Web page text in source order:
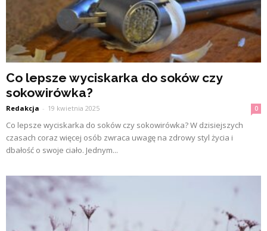
Co lepsze wyciskarka do soków czy
sokowirówka?
Redakcja - 19 kwietnia 2025 0
Co lepsze wyciskarka do soków czy sokowirówka? W dzisiejszych
czasach coraz więcej osób zwraca uwagę na zdrowy styl życia i
dbałość o swoje ciało. Jednym...